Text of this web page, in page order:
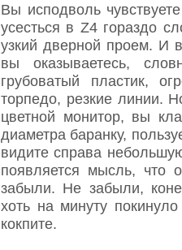
Вы исподволь
усесться в Z4 гораздо
узкий дверной проем. И
вы оказываетесь,
грубоватый пластик,
торпедо, резкие линии.
цветной монитор, вы
диаметра баранку,
видите справа
появляется мысль, что
забыли. Не забыли,
хоть на минуту
кокпите.